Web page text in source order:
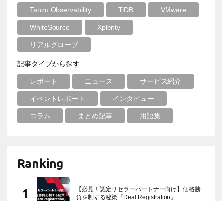
Tanzu Observability TiDB VMware
WhiteSource Xplenty
リアルグローブ
記事タイプから探す
レポート ニュース サービス紹介
イベントレポート インタビュー
コラム まとめ記事 用語集
Ranking
【必見！認定リセラーパートナー向け】価格勝
負を制する秘策『Deal Registration』